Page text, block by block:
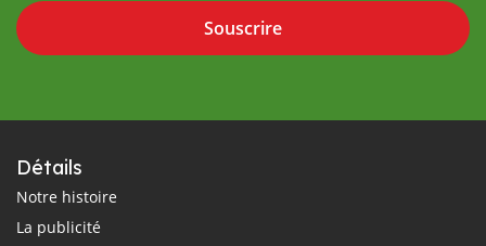
Souscrire
Détails
Notre histoire
La publicité